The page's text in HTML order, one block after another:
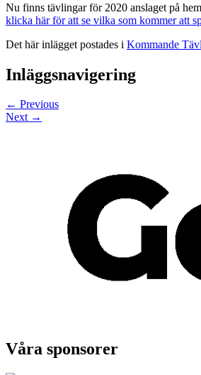
Nu finns tävlingar för 2020 anslaget på
klicka här för att se vilka som kommer att
Det här inlägget postades i Kommande
Inläggsnavigering
← Previous
Next →
Våra sponsorer